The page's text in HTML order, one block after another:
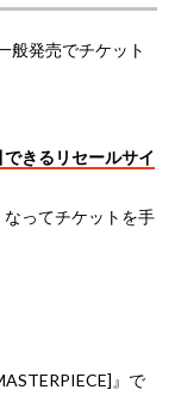
般発売でチケット
きるリセールサイ
ってチケットを手
』で